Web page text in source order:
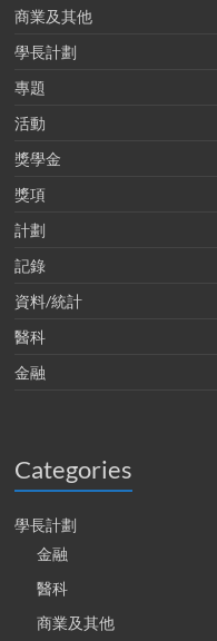
商業及其他
學長計劃
專題
活動
獎學金
獎項
計劃
記錄
資料/統計
醫科
金融
Categories
學長計劃
金融
醫科
商業及其他